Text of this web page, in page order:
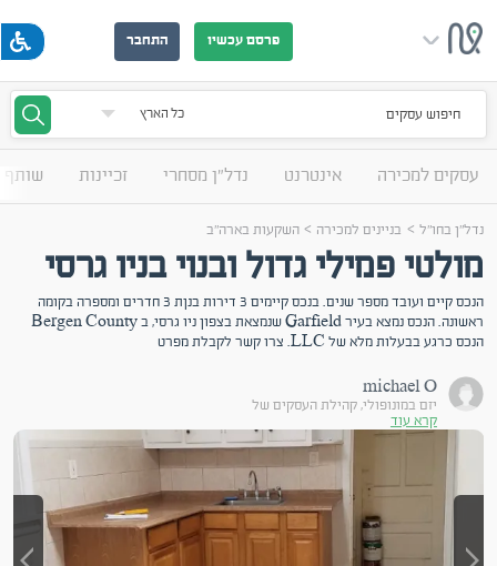
פרסם עכשיו התחבר
חיפוש עסקים
עסקים למכירה אינטרנט נדל"ן מסחרי זכיינות שותף
נדל”ן בחו”ל> בניינים למכירה >השקעות בארה"ב
מולטי פמילי גדול ובנוי בניו גרסי
הנכס קיים ועובד מספר שנים. בנכס קיימים 3 דירות בנןת 3 חדרים ומספרה בקומה
ראשונה. הנכס נמצא בעיר Garfield שנמצאת בצפון ניו גרסי, ב Bergen County
הנכס כרגע בבעלות מלא של LLC. צרו קשר לקבלת מפרט
michael O
יזם במונופולי, קהילת העסקים של
קרא עוד